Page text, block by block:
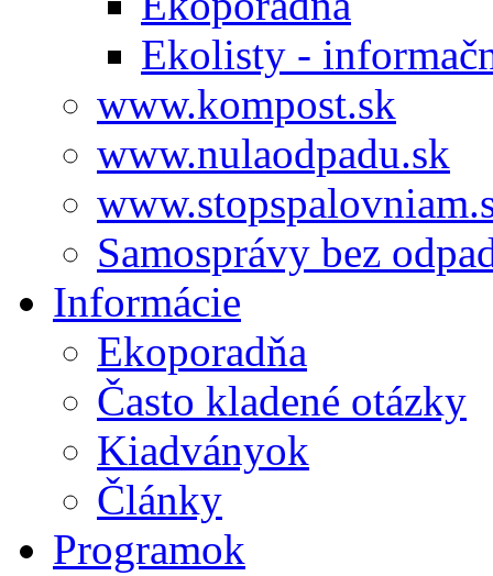
Ekolisty -
www.kompost.sk
www.nulaodpadu.sk
Samosprávy bez
Informácie
Ekoporadňa
Často kladené otázky
Kiadványok
Články
Programok